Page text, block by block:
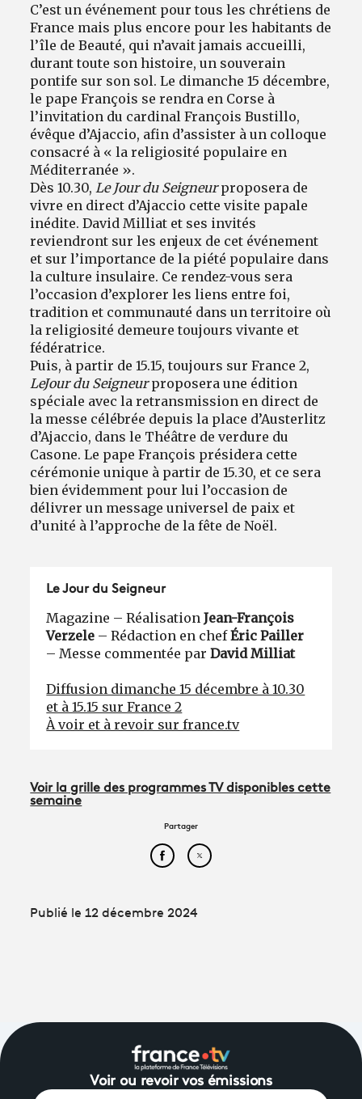
C’est un événement pour tous les chrétiens de
France mais plus encore pour les habitants de
l’île de Beauté, qui n’avait jamais accueilli,
durant toute son histoire, un souverain
pontife sur son sol. Le dimanche 15 décembre,
le pape François se rendra en Corse à
l’invitation du cardinal François Bustillo,
évêque d’Ajaccio, afin d’assister à un colloque
consacré à « la religiosité populaire en
Méditerranée ».
Dès 10.30, Le Jour du Seigneurproposera de
vivre en direct d’Ajaccio cette visite papale
inédite. David Milliat et ses invités
reviendront sur les enjeux de cet événement
et sur l’importance de la piété populaire dans
la culture insulaire. Ce rendez-vous sera
l’occasion d’explorer les liens entre foi,
tradition et communauté dans un territoire où
la religiosité demeure toujours vivante et
fédératrice.
Puis, à partir de 15.15, toujours sur France 2,
LeJour du Seigneurproposera une édition
spéciale avec la retransmission en direct de
la messe célébrée depuis la place d’Austerlitz
d’Ajaccio, dans le Théâtre de verdure du
Casone. Le pape François présidera cette
cérémonie unique à partir de 15.30, et ce sera
bien évidemment pour lui l’occasion de
délivrer un message universel de paix et
d’unité à l’approche de la fête de Noël.
Le Jour du Seigneur
Magazine – RéalisationJean-François
Verzele – Rédaction en chefÉric Pailler
– Messe commentée parDavid Milliat
Diffusion dimanche 15 décembre à 10.30
et à 15.15 sur France 2
À voir et à revoir sur france.tv
Voir la grille des programmes TV disponibles cette
semaine
Partager
Partager cet article sur
Partager cet article sur
Publié le 12 décembre 2024
Voir ou revoir vos émissions